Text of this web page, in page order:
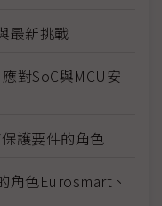
最新挑戰
對SoC與MCU安
護要件的角色
角色Eurosmart、